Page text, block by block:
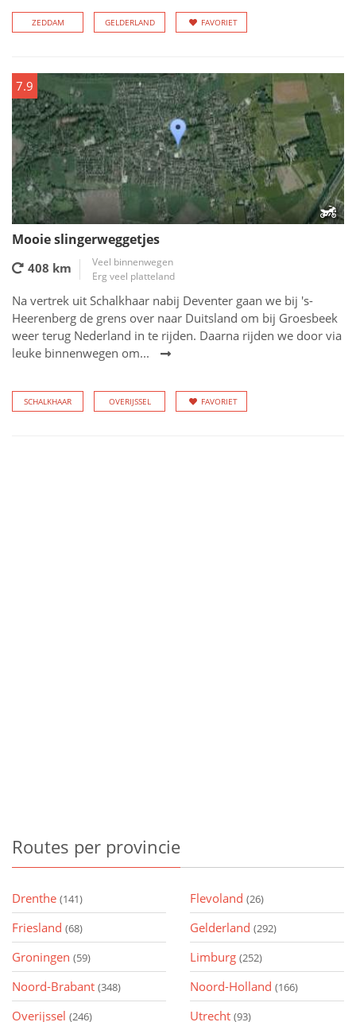
ZEDDAM GELDERLAND FAVORIET
7.9
Mooie slingerweggetjes
408 km
Veel binnenwegen
Erg veel platteland
Na vertrek uit Schalkhaar nabij Deventer gaan we bij 's-
Heerenberg de grens over naar Duitsland om bij Groesbeek
weer terug Nederland in te rijden. Daarna rijden we door via
leuke binnenwegen om...
SCHALKHAAR OVERIJSSEL FAVORIET
Routes per provincie
Drenthe (141) Flevoland (26)
Friesland (68) Gelderland (292)
Groningen (59) Limburg (252)
Noord-Brabant (348) Noord-Holland (166)
Overijssel (246) Utrecht (93)